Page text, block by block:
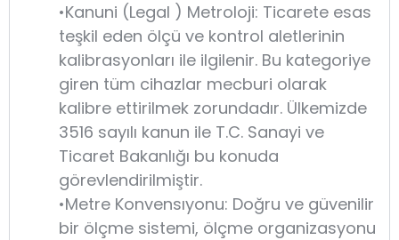
•Kanuni (Legal ) Metroloji: Ticarete esas
teşkil eden ölçü ve kontrol aletlerinin
kalibrasyonları ile ilgilenir. Bu kategoriye
giren tüm cihazlar mecburi olarak
kalibre ettirilmek zorundadır. Ülkemizde
3516 sayılı kanun ile T.C. Sanayi ve
Ticaret Bakanlığı bu konuda
görevlendirilmiştir.
•Metre Konvensıyonu: Doğru ve güvenilir
bir ölçme sistemi, ölçme organizasyonu